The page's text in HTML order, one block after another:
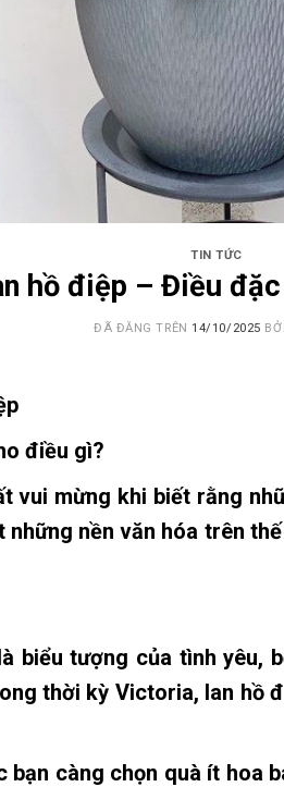
TIN TỨC
hồ điệp – Điều
ĐÃ ĐĂNG TRÊN14/10/2025 BỞI
điều gì?
vui mừng khi biết rằng
nền văn hóa trên
biểu tượng của tình yêu,
thời kỳ Victoria, lan hồ
càng chọn quà ít hoa